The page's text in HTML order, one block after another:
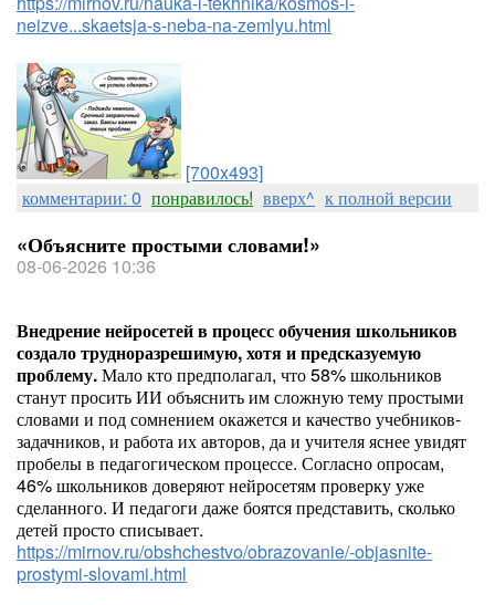
neizve...skaetsja-s-neba-na-zemlyu.html
[700x493]
комментарии: 0 понравилось! вверх^ к полной версии
«Объясните простыми словами!»
08-06-2026 10:36
Внедрение нейросетей в процесс обучения школьников
создало трудноразрешимую, хотя и предсказуемую
проблему.Мало кто предполагал, что 58% школьников
станут просить ИИ объяснить им сложную тему простыми
словами и под сомнением окажется и качество учебников-
задачников, и работа их авторов, да и учителя яснее увидят
пробелы в педагогическом процессе. Согласно опросам,
46% школьников доверяют нейросетям проверку уже
сделанного. И педагоги даже боятся представить, сколько
детей просто списывает.
https://mirnov.ru/obshchestvo/obrazovanie/-objasnite-
prostymi-slovami.html